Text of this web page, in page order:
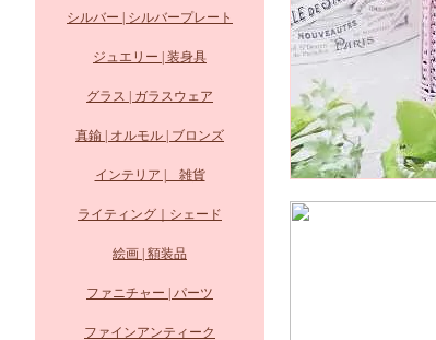
シルバー | シルバープレート
ジュエリー | 装身具
グラス | ガラスウェア
真鍮 | オルモル | ブロンズ
インテリア | 雑貨
ライティング｜シェード
絵画 | 額装品
ファニチャー | パーツ
ファインアンティーク